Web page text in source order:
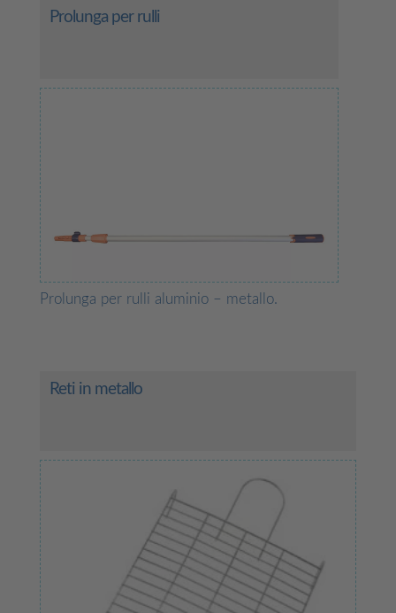
Prolunga per rulli
Prolunga per rulli aluminio – metallo.
Reti in metallo